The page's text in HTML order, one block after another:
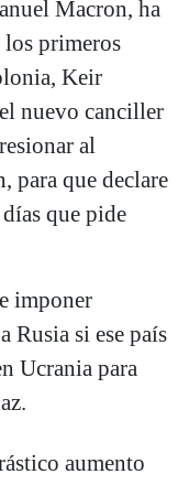
Macron, ha
los primeros
Keir
nuevo canciller
al
para que declare
que pide
imponer
Rusia si ese país
Ucrania para
aumento